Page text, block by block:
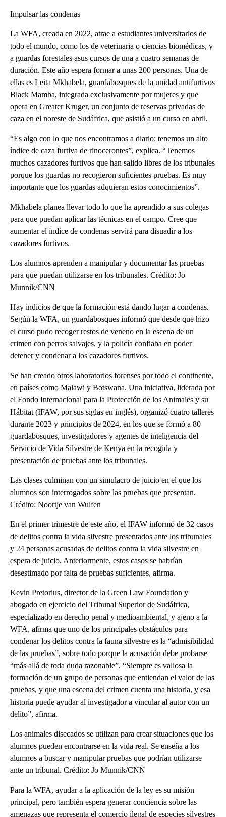
Impulsar las condenas
La WFA, creada en 2022, atrae a estudiantes universitarios de
todo el mundo, como los de veterinaria o ciencias biomédicas, y
a guardas forestales asus cursos de una a cuatro semanas de
duración. Este año espera formar a unas 200 personas. Una de
ellas es Leita Mkhabela, guardabosques de la unidad antifurtivos
Black Mamba, integrada exclusivamente por mujeres y que
opera en Greater Kruger, un conjunto de reservas privadas de
caza en el noreste de Sudáfrica, que asistió a un curso en abril.
“Es algo con lo que nos encontramos a diario: tenemos un alto
índice de caza furtiva de rinocerontes”, explica. “Tenemos
muchos cazadores furtivos que han salido libres de los tribunales
porque los guardas no recogieron suficientes pruebas. Es muy
importante que los guardas adquieran estos conocimientos”.
Mkhabela planea llevar todo lo que ha aprendido a sus colegas
para que puedan aplicar las técnicas en el campo. Cree que
aumentar el índice de condenas servirá para disuadir a los
cazadores furtivos.
Los alumnos aprenden a manipular y documentar las pruebas
para que puedan utilizarse en los tribunales. Crédito: Jo
Munnik/CNN
Hay indicios de que la formación está dando lugar a condenas.
Según la WFA, un guardabosques informó que desde que hizo
el curso pudo recoger restos de veneno en la escena de un
crimen con perros salvajes, y la policía confiaba en poder
detener y condenar a los cazadores furtivos.
Se han creado otros laboratorios forenses por todo el continente,
en países como Malawi y Botswana. Una iniciativa, liderada por
el Fondo Internacional para la Protección de los Animales y su
Hábitat (IFAW, por sus siglas en inglés), organizó cuatro talleres
durante 2023 y principios de 2024, en los que se formó a 80
guardabosques, investigadores y agentes de inteligencia del
Servicio de Vida Silvestre de Kenya en la recogida y
presentación de pruebas ante los tribunales.
Las clases culminan con un simulacro de juicio en el que los
alumnos son interrogados sobre las pruebas que presentan.
Crédito: Noortje van Wulfen
En el primer trimestre de este año, el IFAW informó de 32 casos
de delitos contra la vida silvestre presentados ante los tribunales
y 24 personas acusadas de delitos contra la vida silvestre en
espera de juicio. Anteriormente, estos casos se habrían
desestimado por falta de pruebas suficientes, afirma.
Kevin Pretorius, director de la Green Law Foundation y
abogado en ejercicio del Tribunal Superior de Sudáfrica,
especializado en derecho penal y medioambiental, y ajeno a la
WFA, afirma que uno de los principales obstáculos para
condenar los delitos contra la fauna silvestre es la “admisibilidad
de las pruebas”, sobre todo porque la acusación debe probarse
“más allá de toda duda razonable”. “Siempre es valiosa la
formación de un grupo de personas que entiendan el valor de las
pruebas, y que una escena del crimen cuenta una historia, y esa
historia puede ayudar al investigador a vincular al autor con un
delito”, afirma.
Los animales disecados se utilizan para crear situaciones que los
alumnos pueden encontrarse en la vida real. Se enseña a los
alumnos a buscar y manipular pruebas que podrían utilizarse
ante un tribunal. Crédito: Jo Munnik/CNN
Para la WFA, ayudar a la aplicación de la ley es su misión
principal, pero también espera generar conciencia sobre las
amenazas que representa el comercio ilegal de especies silvestres